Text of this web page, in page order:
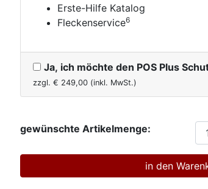
Erste-Hilfe Katalog
Fleckenservice6
Ja, ich möchte den POS Plus
zzgl. € 249,00 (inkl. MwSt.)
gewünschte Artikelmenge: